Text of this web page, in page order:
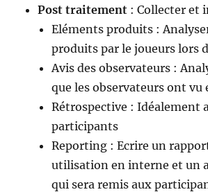
Post traitement : Collecter et
Eléments produits :
produits par le joueurs lors
Avis des observateurs :
que les observateurs ont vu
Rétrospective : Idéalement
participants
Reporting : Ecrire un
utilisation en interne et un
qui sera remis aux